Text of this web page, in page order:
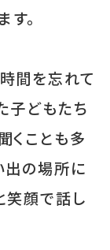
す。
間を忘れて
子どもたち
くことも多
出の場所に
笑顔で話し